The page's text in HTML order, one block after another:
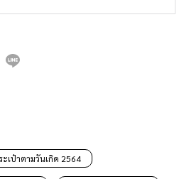
ะเป๋าตามวันเกิด 2564